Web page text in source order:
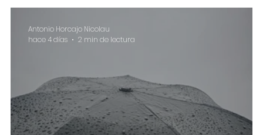
Antonio Horcajo Nicolau
hace 4 días
2 min de lectura